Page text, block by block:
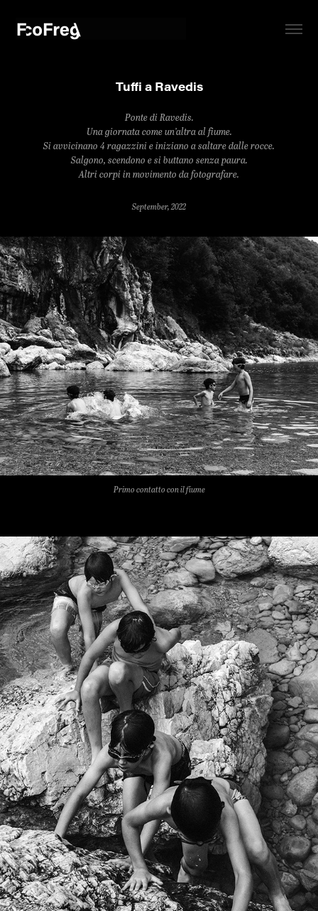
Tuffi a Ravedis
Ponte di Ravedis.
Una giornata come un’altra al fiume.
Si avvicinano 4 ragazzini e iniziano a saltare dalle rocce.
Salgono, scendono e si buttano senza paura.
Altri corpi in movimento da fotografare.
September, 2022
Primo contatto con il fiume